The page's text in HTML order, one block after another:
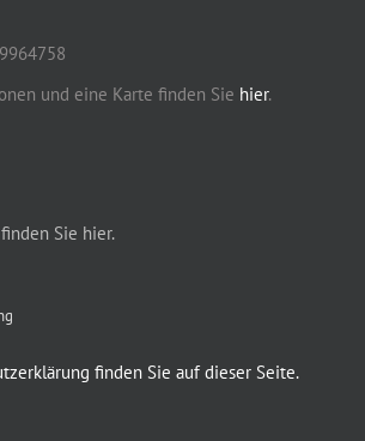
und eine Karte finden Sie hier.
Sie hier.
finden Sie auf dieser Seite.